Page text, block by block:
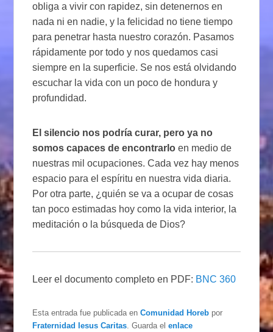
obliga a vivir con rapidez, sin detenernos en
nada ni en nadie, y la felicidad no tiene tiempo
para penetrar hasta nuestro corazón. Pasamos
rápidamente por todo y nos quedamos casi
siempre en la superficie. Se nos está olvidando
escuchar la vida con un poco de hondura y
profundidad.
El silencio nos podría curar, pero ya no
somos capaces de encontrarlo en medio de
nuestras mil ocupaciones. Cada vez hay menos
espacio para el espíritu en nuestra vida diaria.
Por otra parte, ¿quién se va a ocupar de cosas
tan poco estimadas hoy como la vida interior, la
meditación o la búsqueda de Dios?
Leer el documento completo en PDF: BNC 360
Esta entrada fue publicada enComunidad Horeb por
Fraternidad Iesus Caritas . Guarda elenlace